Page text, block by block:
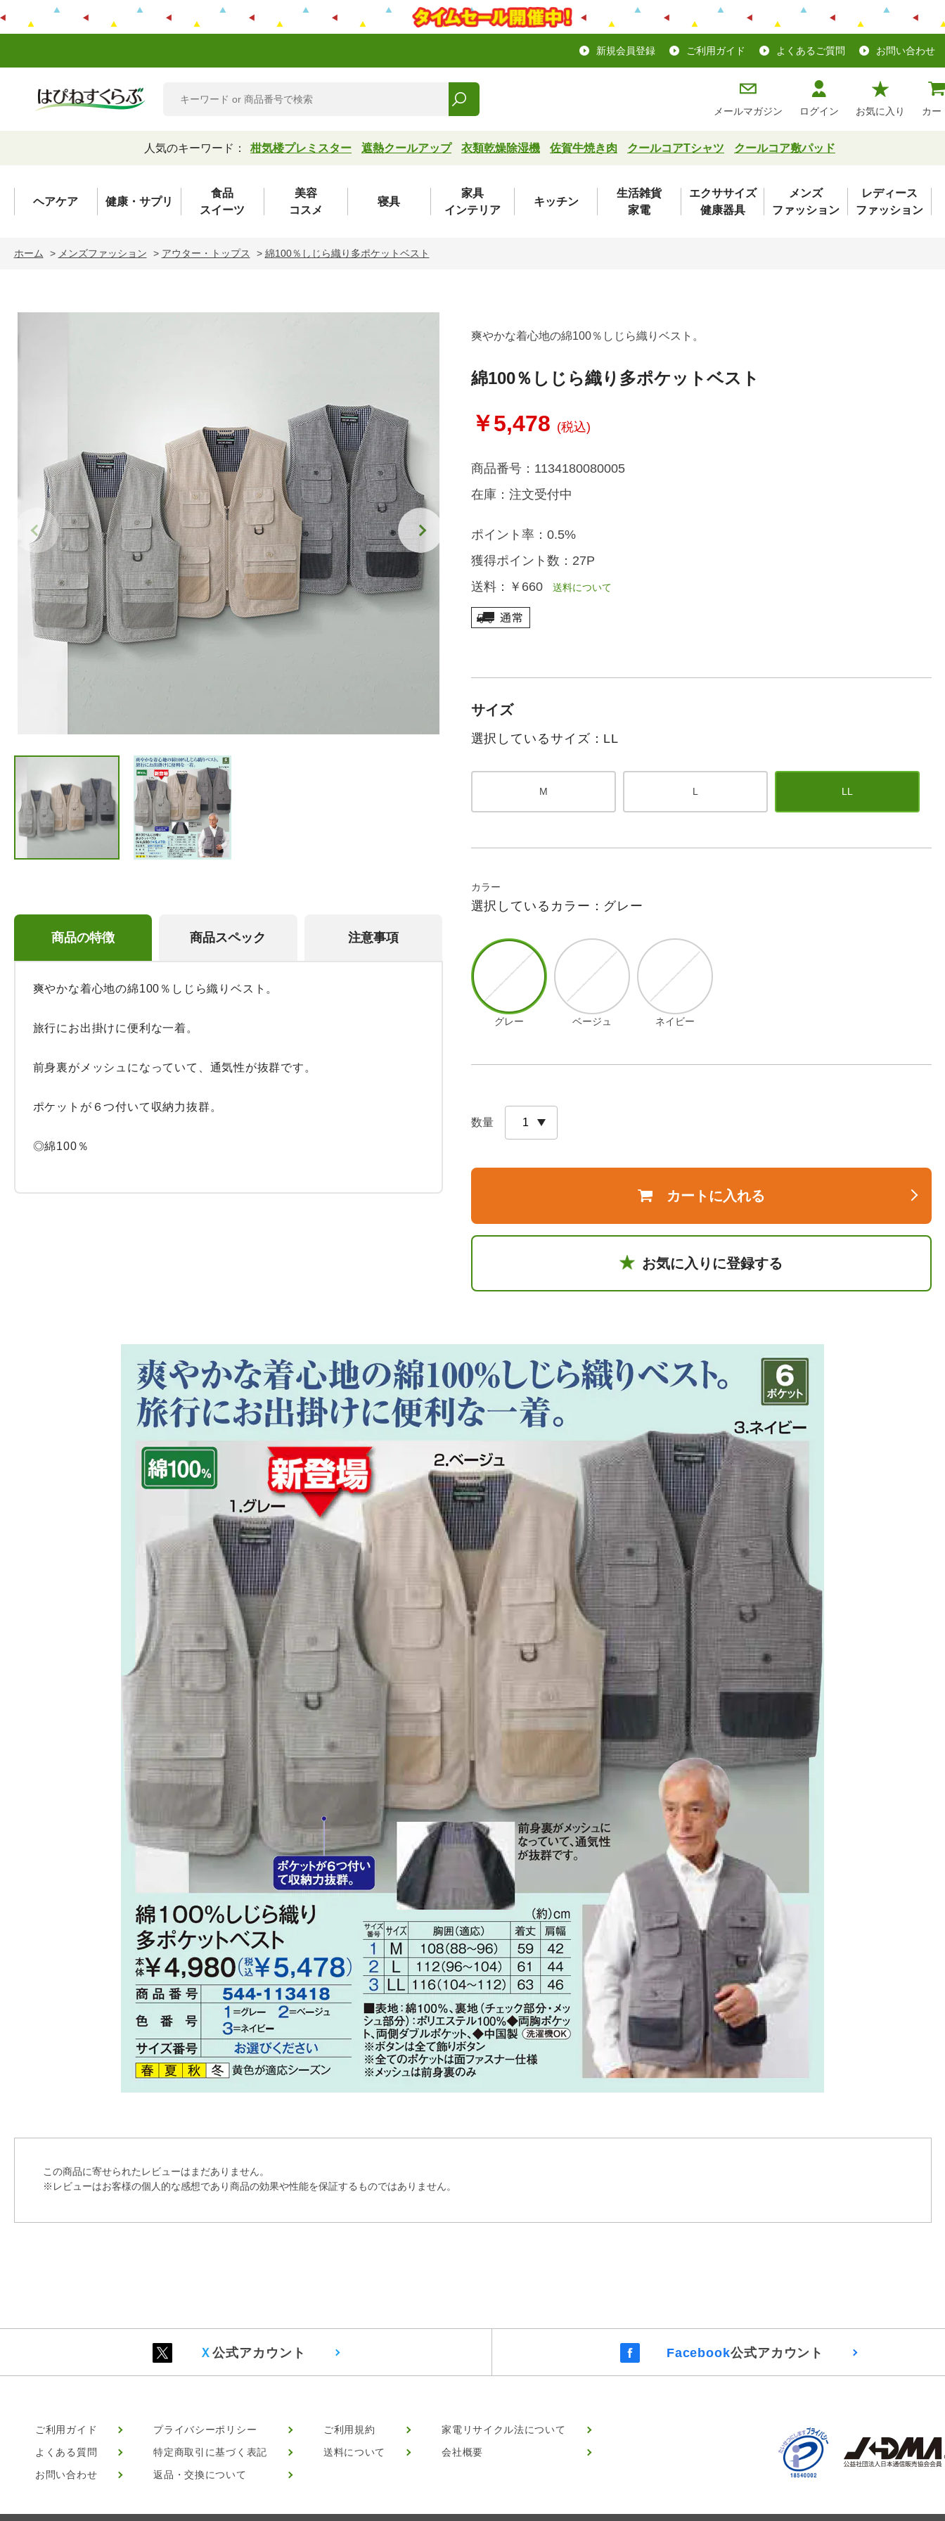
新規会員登録 ご利用ガイド よくあるご質問 お問い合わせ
メールマガジン ログイン お気に入り カー
人気のキーワード： 柑気楼プレミスター 遮熱クールアップ 衣類乾燥除湿機 佐賀牛焼き肉 クールコアTシャツ クールコア敷パッド
ヘアケア 健康・サプリ
食品
スイーツ
美容
コスメ
寝具
家具
インテリア
キッチン
生活雑貨
家電
エクササイズ
健康器具
メンズ
ファッション
レディース
ファッション
ホーム > メンズファッション > アウター・トップス > 綿100％しじら織り多ポケットベスト
商品の特徴 商品スペック 注意事項
爽やかな着心地の綿100％しじら織りベスト。
旅行にお出掛けに便利な一着。
前身裏がメッシュになっていて、通気性が抜群です。
ポケットが６つ付いて収納力抜群。
◎綿100％
爽やかな着心地の綿100％しじら織りベスト。
綿100％しじら織り多ポケットベスト
￥5,478 (税込)
商品番号： 1134180080005
在庫： 注文受付中
ポイント率： 0.5%
獲得ポイント数： 27P
送料： ￥660送料について
サイズ
選択しているサイズ：LL
M L LL
カラー
選択しているカラー：グレー
グレー ベージュ ネイビー
数量
カートに入れる
お気に入りに登録する
この商品に寄せられたレビューはまだありません。
※レビューはお客様の個人的な感想であり商品の効果や性能を保証するものではありません。
Ｘ公式アカウント Facebook公式アカウント
ご利用ガイド
よくある質問
お問い合わせ
プライバシーポリシー
特定商取引に基づく表記
返品・交換について
ご利用規約
送料について
家電リサイクル法について
会社概要